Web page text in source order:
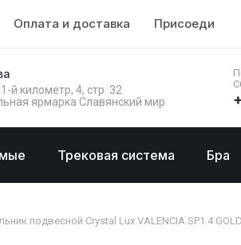
Оплата и доставка
й километр, 4, стр. 32
ярмарка Славянский мир
Трековая система Бра
подвесной Crystal Lux VALENCIA SP1.4